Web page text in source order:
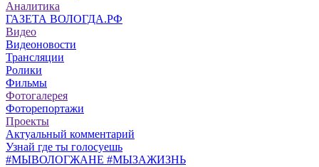
Аналитика
ГАЗЕТА ВОЛОГДА.РФ
Видео
Видеоновости
Трансляции
Ролики
Фильмы
Фотогалерея
Фоторепортажи
Проекты
Актуальный комментарий
Узнай где ты голосуешь
#МЫВОЛОГЖАНЕ #МЫЗАЖИЗНЬ